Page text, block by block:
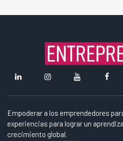
Empoderar a los emprendedores
experiencias para lograr un
crecimiento global.